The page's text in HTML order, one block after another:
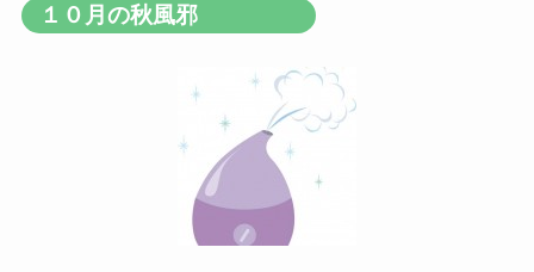
１０月の秋風邪